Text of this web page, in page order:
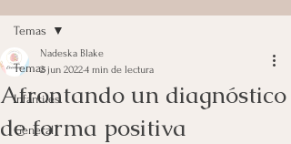
Temas
Infantiles
General
Temas
Afrontando un diagnóstico
de forma positiva
Nadeska Blake
2 jun 20224 min de lectura